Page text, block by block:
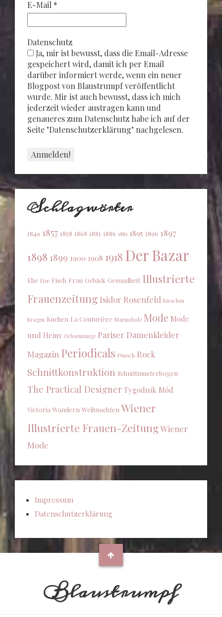
E-Mail *
Datenschutz
Ja, mir ist bewusst, dass die Email-Adresse
gespeichert wird, damit ich per Email
darüber informiert werde, wenn ein neuer
Blogpost von Blaustrumpf veröffentlicht
wurde. Mir ist auch bewusst, dass ich mich
jederzeit wieder austragen kann und
genaueres zum Datenschutz habe ich auf der
Seite "Datenschutzerklärung" nachgelesen.
Schlagwörter
1849 1857 1858 1868 1881 1886 1889 1895 1896 1897
1898 1899 1900 1908 1918 Der Bazar
Ehe Eier Fisch Frau Gebäck Gesundheit Illustrierte
Frauenzeitung Isidor Rosenfeld Kirschen
Kragen Kuchen La Couturière Marmelade Mode Mode
und Heim Ochsenzunge Pariser Damenkleider
Magazin Periodicals Punsch Rock
Schnittkonstruktion Schnittmusterbogen
The Practical Designer Tygodnik Mód
Victoria Wandern Weihnachten Wiener
Illustrierte Frauen-ZeitungWiener
Mode
Impressum
Datenschutzerklärung
Blaustrumpf